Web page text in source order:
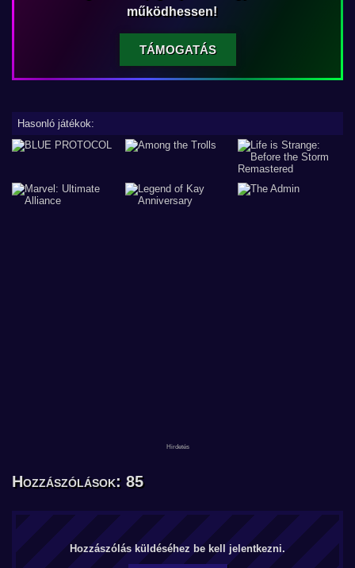
működhessen!
TÁMOGATÁS
Hasonló játékok:
Hozzászólások: 85
Hozzászólás küldéséhez be kell jelentkezni.